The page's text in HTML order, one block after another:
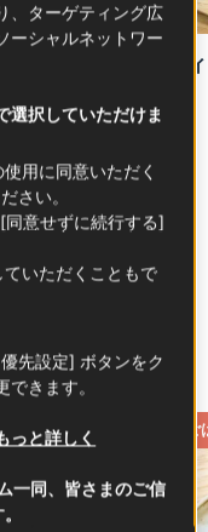
ピサラデ
🥂
てみませんか？
ハレの日ご
、ターゲティング広
ーシャルネットワー
選択していただけま
用に同意いただく
さい。
意せずに続行する]
いただくこともで
先設定] ボタンをク
きます。
っと詳しく
一同、皆さまのご信